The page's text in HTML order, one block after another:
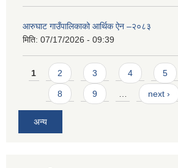
आरुघाट गाउँपालिकाको आर्थिक ऐन –२०८३
मिति: 07/17/2026 - 09:39
Pages
1 2 3 4 5
8 9 next ›
अन्य